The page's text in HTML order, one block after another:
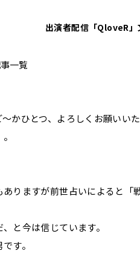
出演者配信「QloveR」
一覧
かひとつ、よろしくお願いい
りますが前世占いによると「
と今は信じています。
す。